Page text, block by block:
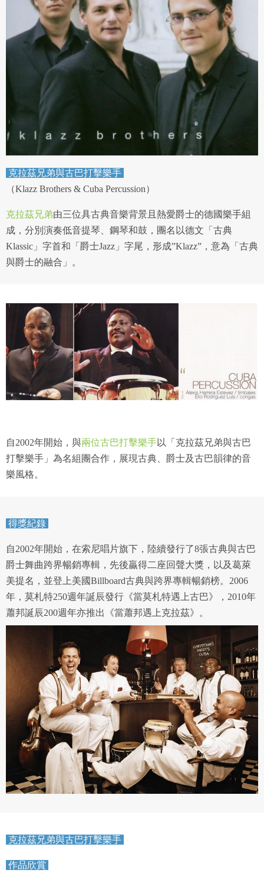
克拉茲兄弟與古巴打擊樂手
（Klazz Brothers & Cuba Percussion）
克拉茲兄弟由三位具古典音樂背景且熱愛爵士的德國樂手組
成，分別演奏低音提琴、鋼琴和鼓，團名以德文「古典
Klassic」字首和「爵士Jazz」字尾，形成”Klazz”，意為「古典
與爵士的融合」。
自2002年開始，與兩位古巴打擊樂手以「克拉茲兄弟與古巴
打擊樂手」為名組團合作，展現古典、爵士及古巴韻律的音
樂風格。
得獎紀錄
自2002年開始，在索尼唱片旗下，陸續發行了8張古典與古巴
爵士舞曲跨界暢銷專輯，先後贏得二座回聲大獎，以及葛萊
美提名，並登上美國Billboard古典與跨界專輯暢銷榜。2006
年，莫札特250週年誕辰發行《當莫札特遇上古巴》，2010年
蕭邦誕辰200週年亦推出《當蕭邦遇上克拉茲》。
克拉茲兄弟與古巴打擊樂手
作品欣賞